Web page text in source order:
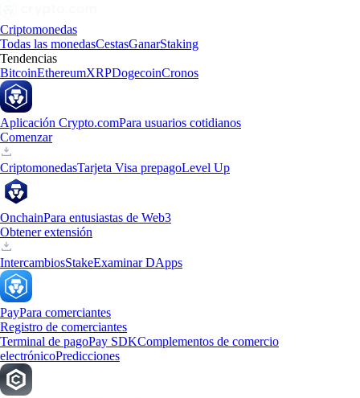
Criptomonedas
Todas las monedasCestasGanarStaking
Tendencias
BitcoinEthereumXRPDogecoinCronos
Aplicación Crypto.comPara usuarios cotidianos
Comenzar
CriptomonedasTarjeta Visa prepagoLevel Up
OnchainPara entusiastas de Web3
Obtener extensión
IntercambiosStakeExaminar DApps
PayPara comerciantes
Registro de comerciantes
Terminal de pagoPay SDKComplementos de comercio
electrónicoPredicciones